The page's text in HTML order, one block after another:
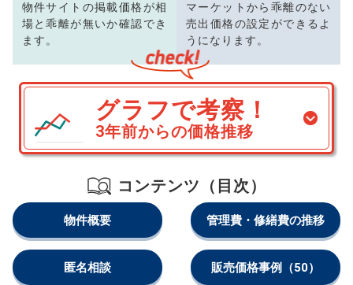
物件サイトの掲載価格が相
場と乖離が無いか確認でき
ます。
マーケットから乖離のない
売出価格の設定ができるよ
うになります。
グラフで考察！
3年前からの価格推移
コンテンツ（目次）
物件概要 管理費・修繕費の推移
匿名相談 販売価格事例 （50）